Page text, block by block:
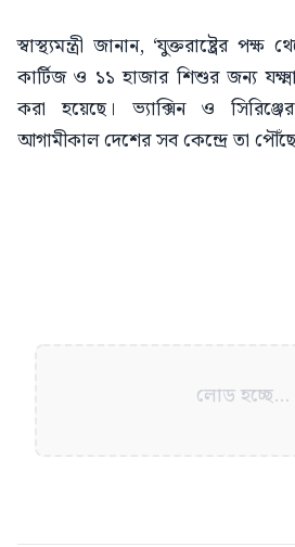
স্বাস্থ্যমন্ত্রী জানান, ‘যুক্তরাষ্ট্রের
কার্টিজ ও ১১ হাজার শিশুর জন্য
করা হয়েছে। ভ্যাক্সিন ও
আগামীকাল দেশের সব কেন্দ্রে তা পৌঁছে
লোড হচ্ছে...